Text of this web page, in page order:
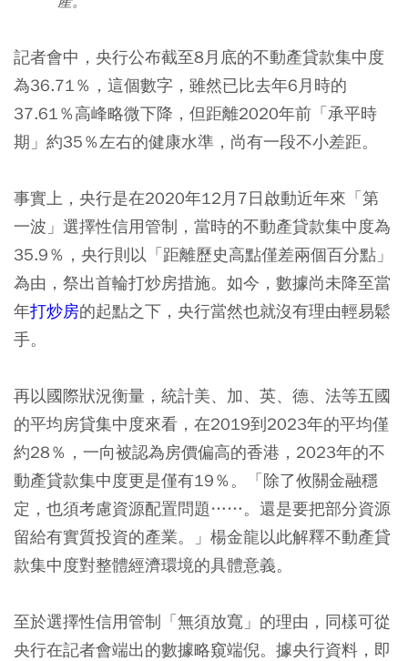
記者會中，央行公布截至8月底的不動產貸款集中度
為36.71％，這個數字，雖然已比去年6月時的
37.61％高峰略微下降，但距離2020年前「承平時
期」約35％左右的健康水準，尚有一段不小差距。
事實上，央行是在2020年12月7日啟動近年來「第
一波」選擇性信用管制，當時的不動產貸款集中度為
35.9％，央行則以「距離歷史高點僅差兩個百分點」
為由，祭出首輪打炒房措施。如今，數據尚未降至當
年打炒房的起點之下，央行當然也就沒有理由輕易鬆
手。
再以國際狀況衡量，統計美、加、英、德、法等五國
的平均房貸集中度來看，在2019到2023年的平均僅
約28％，一向被認為房價偏高的香港，2023年的不
動產貸款集中度更是僅有19％。「除了攸關金融穩
定，也須考慮資源配置問題……。還是要把部分資源
留給有實質投資的產業。」楊金龍以此解釋不動產貸
款集中度對整體經濟環境的具體意義。
至於選擇性信用管制「無須放寬」的理由，同樣可從
央行在記者會端出的數據略窺端倪。據央行資料，即